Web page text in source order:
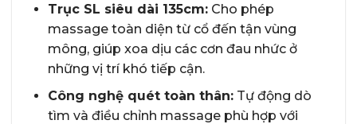
Trục SL siêu dài 135cm:Cho phép
massage toàn diện từ cổ đến tận vùng
mông, giúp xoa dịu các cơn đau nhức ở
những vị trí khó tiếp cận.
Công nghệ quét toàn thân:Tự động dò
tìm và điều chỉnh massage phù hợp với